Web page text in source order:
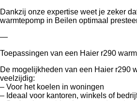
Dankzij onze expertise weet je zeker
warmtepomp in Beilen optimaal
—
Toepassingen van een Haier r290
De mogelijkheden van een Haier r290
veelzijdig:
– Voor het koelen in woningen
– Ideaal voor kantoren, winkels of